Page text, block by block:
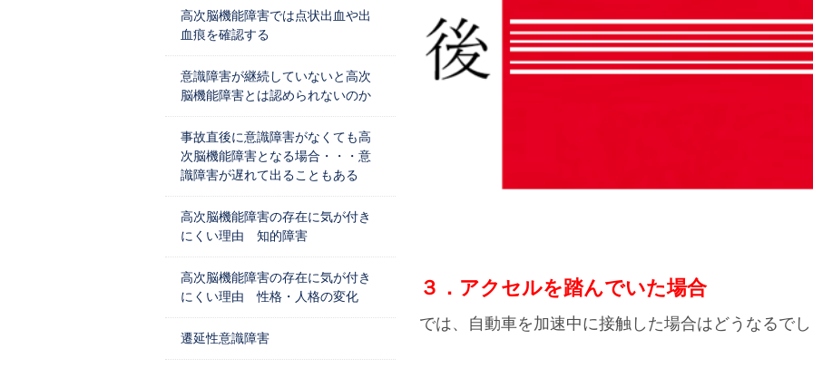
３．アクセルを踏んでいた場合
では、自動車を加速中に接触した場合はどうなるで
高次脳機能障害では点状出血や出
血痕を確認する
意識障害が継続していないと高次
脳機能障害とは認められないのか
事故直後に意識障害がなくても高
次脳機能障害となる場合・・・意
識障害が遅れて出ることもある
高次脳機能障害の存在に気が付き
にくい理由 知的障害
高次脳機能障害の存在に気が付き
にくい理由 性格・人格の変化
遷延性意識障害